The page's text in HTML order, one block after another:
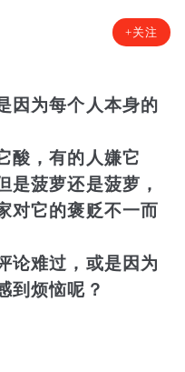
+关注
因为每个人本身的
酸，有的人嫌它
是菠萝还是菠萝，
对它的褒贬不一而
论难过，或是因为
到烦恼呢？